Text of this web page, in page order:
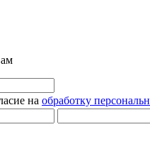
на обработку